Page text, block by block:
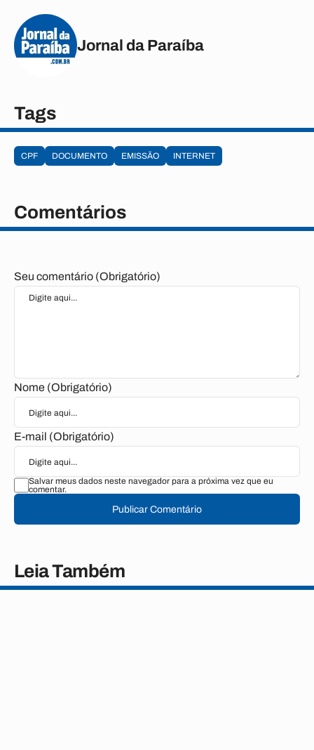
Jornal da Paraíba
Tags
CPF DOCUMENTO EMISSÃO INTERNET
Comentários
Seu comentário (Obrigatório)
Nome (Obrigatório)
E-mail (Obrigatório)
Salvar meus dados neste navegador para a próxima vez que eu
comentar.
Publicar Comentário
Leia Também